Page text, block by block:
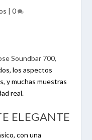
| 0
Soundbar 700,
los aspectos
y muchas muestras
real.
ELEGANTE
con una